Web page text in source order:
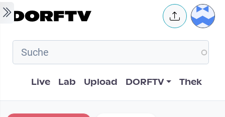
Skip to main content User
Hauptnavigation
Live Lab Upload DORFTV Thek